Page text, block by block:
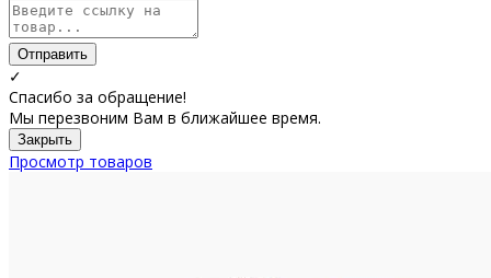
Отправить
✓
Спасибо за обращение!
Мы перезвоним Вам в ближайшее время.
Закрыть
Просмотр товаров